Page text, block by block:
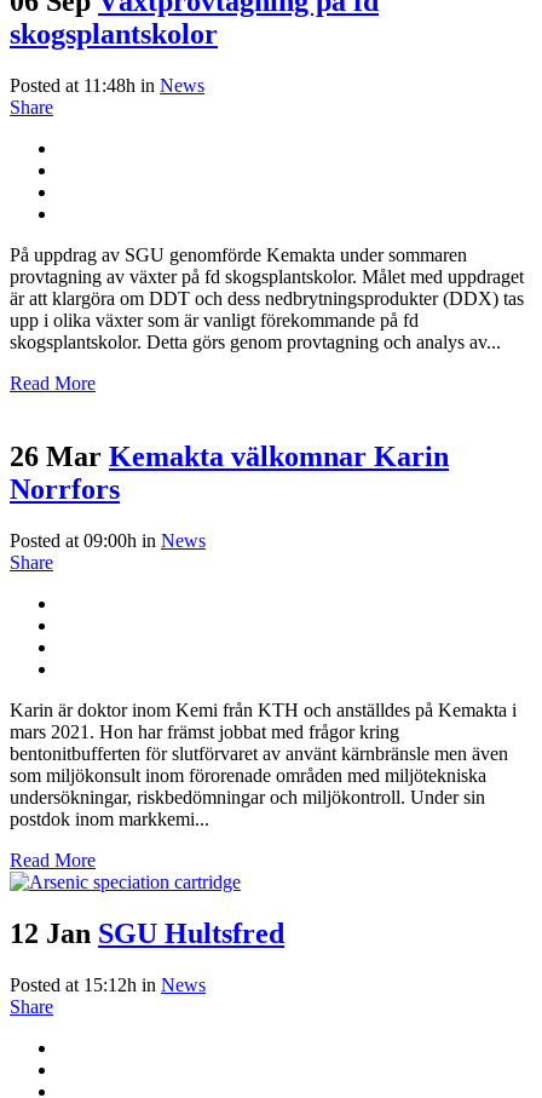
skogsplantskolor
Posted at 11:48h in News
Share
På uppdrag av SGU genomförde Kemakta under sommaren
provtagning av växter på fd skogsplantskolor. Målet med uppdraget
är att klargöra om DDT och dess nedbrytningsprodukter (DDX) tas
upp i olika växter som är vanligt förekommande på fd
skogsplantskolor. Detta görs genom provtagning och analys av...
Read More
26 Mar Kemakta välkomnar Karin
Norrfors
Posted at 09:00h in News
Share
Karin är doktor inom Kemi från KTH och anställdes på Kemakta i
mars 2021. Hon har främst jobbat med frågor kring
bentonitbufferten för slutförvaret av använt kärnbränsle men även
som miljökonsult inom förorenade områden med miljötekniska
undersökningar, riskbedömningar och miljökontroll. Under sin
postdok inom markkemi...
Read More
12 Jan SGU Hultsfred
Posted at 15:12h in News
Share